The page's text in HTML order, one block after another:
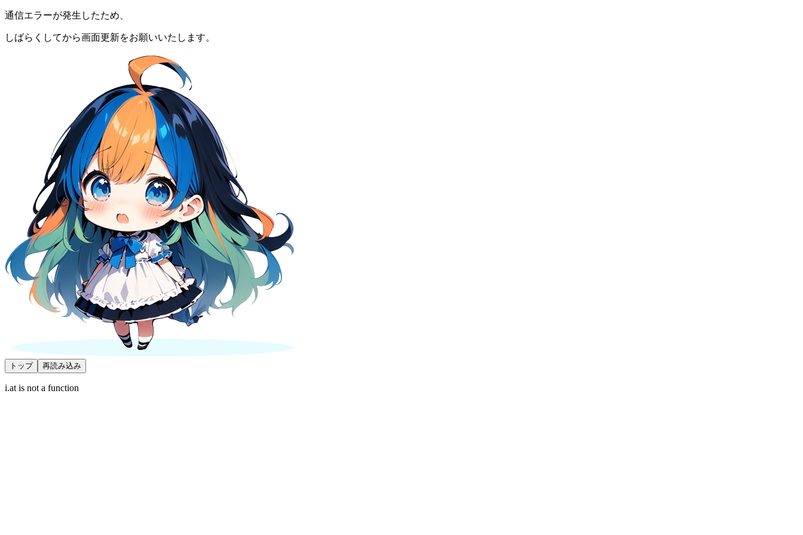
通信エラーが発生したため、
しばらくしてから画面更新をお願いいたします。
トップ 再読み込み
i.at is not a function